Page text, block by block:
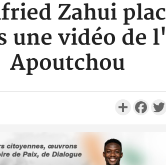
Zahui
une vidéo de
Apoutchou
Partager